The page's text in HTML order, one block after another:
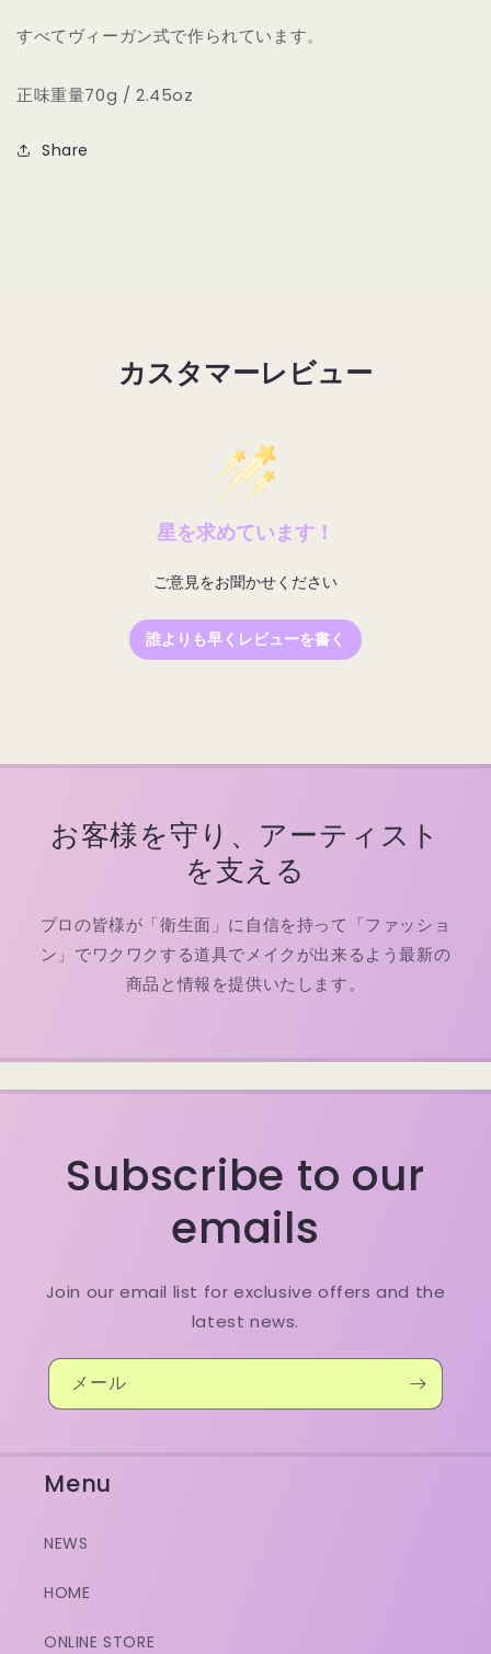
すべてヴィーガン式で作られています。
正味重量70g / 2.45oz
Share
カスタマーレビュー
星を求めています！
ご意見をお聞かせください
誰よりも早くレビューを書く
お客様を守り、アーティスト
を支える
プロの皆様が「衛生面」に自信を持って「ファッショ
ン」でワクワクする道具でメイクが出来るよう最新の
商品と情報を提供いたします。
Subscribe to our
emails
Join our email list for exclusive offers and the
latest news.
メール
Menu
NEWS
HOME
ONLINE STORE